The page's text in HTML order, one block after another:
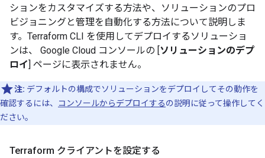
ションをカスタマイズする方法や、ソリューションのプロ
ビジョニングと管理を自動化する方法について説明しま
す。Terraform CLI を使用してデプロイするソリューショ
ンは、 Google Cloud コンソールの [ソリューションのデプ
ロイ] ページに表示されません。
注: デフォルトの構成でソリューションをデプロイしてその動作を
確認するには、 コンソールからデプロイするの説明に従って操作してく
ださい。
Terraform クライアントを設定する